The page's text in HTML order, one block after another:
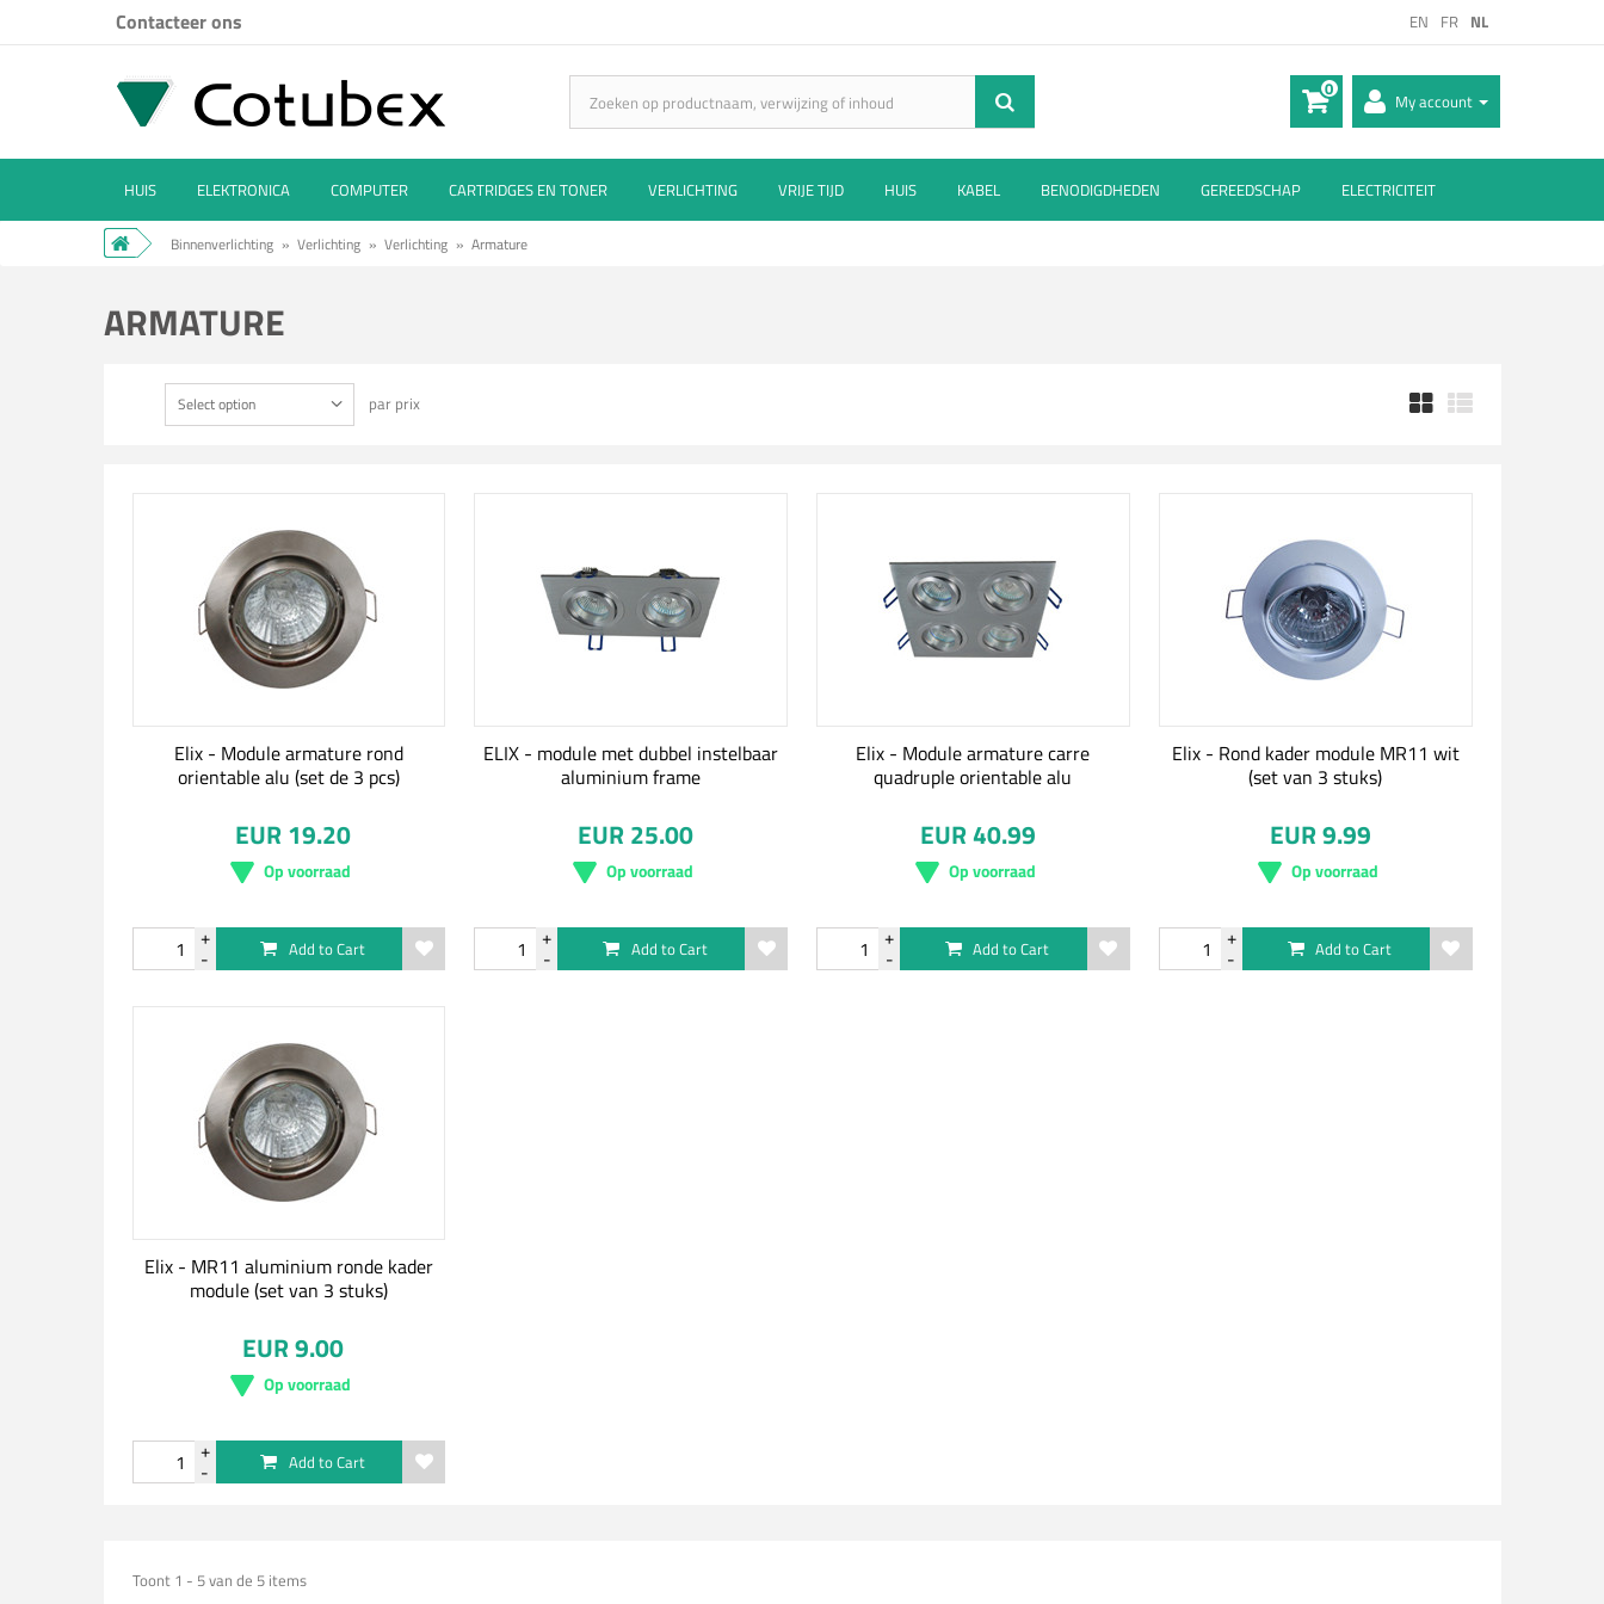
EN FR NL
Contacteer ons
My account
0
HUIS ELEKTRONICA COMPUTER CARTRIDGES EN TONER VERLICHTING VRIJE TIJD HUIS KABEL BENODIGDHEDEN GEREEDSCHAP ELECTRICITEIT
Binnenverlichting » Verlichting » Verlichting » Armature
ARMATURE
Select option par prix
Elix - Module armature rond
orientable alu (set de 3 pcs)
EUR 19.20
Op voorraad
Add to Cart
ELIX - module met dubbel instelbaar
aluminium frame
EUR 25.00
Op voorraad
Add to Cart
Elix - Module armature carre
quadruple orientable alu
EUR 40.99
Op voorraad
Add to Cart
Elix - Rond kader module MR11 wit
(set van 3 stuks)
EUR 9.99
Op voorraad
Add to Cart
Elix - MR11 aluminium ronde kader
module (set van 3 stuks)
EUR 9.00
Op voorraad
Add to Cart
Toont 1 - 5 van de 5 items